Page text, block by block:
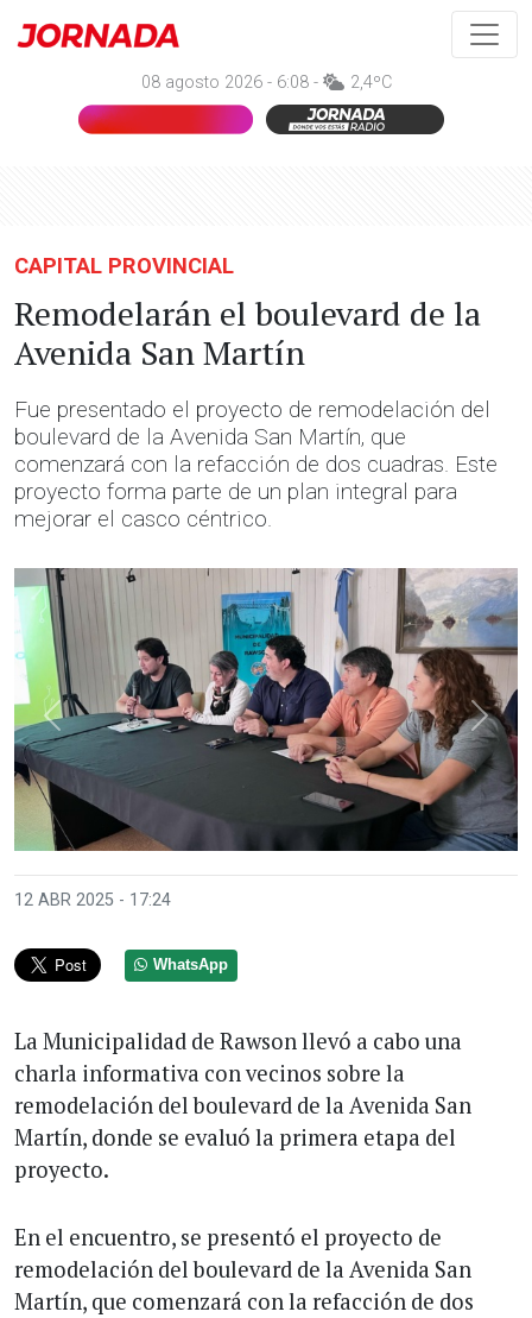
08 agosto 2026 - 6:08 - 2,4ºC
CAPITAL PROVINCIAL
Remodelarán el boulevard de la
Avenida San Martín
Fue presentado el proyecto de remodelación del
boulevard de la Avenida San Martín, que
comenzará con la refacción de dos cuadras. Este
proyecto forma parte de un plan integral para
mejorar el casco céntrico.
Anterior
12 ABR 2025 - 17:24
WhatsApp
La Municipalidad de Rawson llevó a cabo una
charla informativa con vecinos sobre la
remodelación del boulevard de la Avenida San
Martín, donde se evaluó la primera etapa del
proyecto.
En el encuentro, se presentó el proyecto de
remodelación del boulevard de la Avenida San
Martín, que comenzará con la refacción de dos